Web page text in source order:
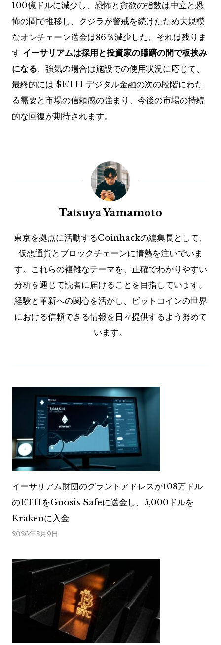
100億ドルに減少し、恐怖と貪欲の指数は中立と恐
怖の間で推移し、クジラが警戒を続けたため大規模
なオンチェーン送金は86％減少した。それは残りま
す イーサリアムは採用と投資家の躊躇の間で板挟み
になる、強気の場合は施設での使用状況に応じて、
最終的には $ETH デジタル金融の次の段階にわた
る需要と市場の信頼感の強まり、今後の市場の持続
的な回復が期待されます。
Tatsuya Yamamoto
東京を拠点に活動するCoinhackの編集長として、
仮想通貨とブロックチェーンに情熱を注いでいま
す。これらの複雑なテーマを、正確でわかりやすい
分析を通じて読者に届けることを目指しています。
経験と革新への関心を活かし、ビットコインの世界
における信頼できる情報を日々提供するよう努めて
います。
イーサリアム財団のグラントアドレスが108万ドル
のETHをGnosis Safeに送金し、5,000ドルを
Krakenに入金
2026年8月9日